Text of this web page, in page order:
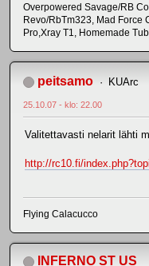
Overpowered Savage/RB
Revo/RbTm323, Mad Force
Pro,Xray T1, Homemade
peitsamo KUArc
25.10.07 - klo: 22.00
Valitettavasti nelarit lähti
http://rc10.fi/
Flying Calacucco
INFERNO ST US